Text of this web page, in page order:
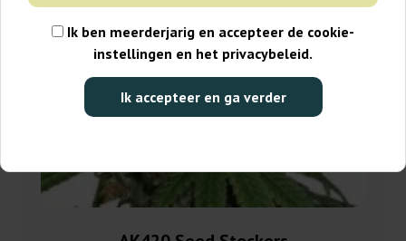
Ik ben meerderjarig en accepteer de cookie-
instellingen en het privacybeleid.
Ik accepteer en ga verder